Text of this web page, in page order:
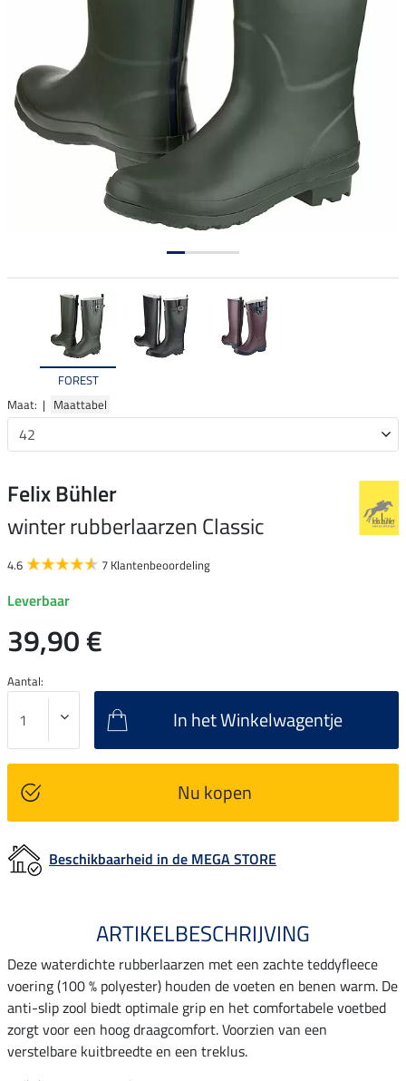
FOREST
Maat: | Maattabel
Felix Bühler
winter rubberlaarzen Classic
4.6 7 Klantenbeoordeling
Leverbaar
39,90 €
Aantal:
In het Winkelwagentje
Nu kopen
Beschikbaarheid in de MEGA STORE
ARTIKELBESCHRIJVING
Deze waterdichte rubberlaarzen met een zachte teddyfleece
voering (100 % polyester) houden de voeten en benen warm. De
anti-slip zool biedt optimale grip en het comfortabele voetbed
zorgt voor een hoog draagcomfort. Voorzien van een
verstelbare kuitbreedte en een treklus.